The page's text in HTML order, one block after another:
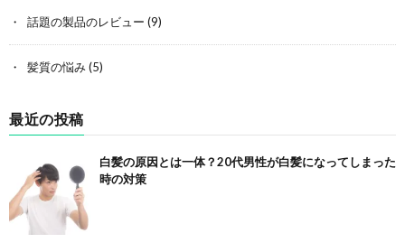
話題の製品のレビュー (9)
髪質の悩み(5)
最近の投稿
白髪の原因とは一体？20代男性が白髪になってしまった
時の対策